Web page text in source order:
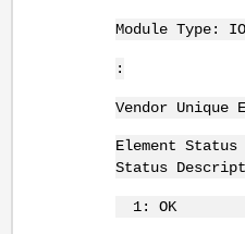
Module Type:
:
Vendor Unique
Element
Status
1: OK